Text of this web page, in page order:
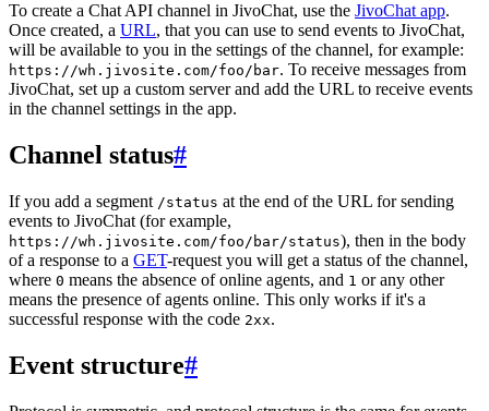
To create a Chat API channel in JivoChat, use the JivoChat app.
Once created, a URL, that you can use to send events to JivoChat,
will be available to you in the settings of the channel, for example:
https://wh.jivosite.com/foo/bar. To receive messages from
JivoChat, set up a custom server and add the URL to receive events
in the channel settings in the app.
Channel status#
If you add a segment /status at the end of the URL for sending
events to JivoChat (for example,
https://wh.jivosite.com/foo/bar/status), then in the body
of a response to a GET-request you will get a status of the channel,
where 0 means the absence of online agents, and 1 or any other
means the presence of agents online. This only works if it's a
successful response with the code 2xx.
Event structure#